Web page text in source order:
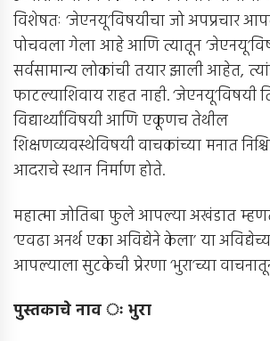
विशेषतः ‘जेएनयू’विषयीचा जो अपप्रचार
पोचवला गेला आहे आणि त्यातून
सर्वसामान्य लोकांची तयार झाली आहेत,
फाटल्याशिवाय राहत नाही. ‘जेएनयू’विषयी
विद्यार्थ्यांविषयी आणि एकूणच तेथील
शिक्षणव्यवस्थेविषयी वाचकांच्या मनात
आदराचे स्थान निर्माण होते.
महात्मा जोतिबा फुले आपल्या अखंडात
‘एवढा अनर्थ एका अविद्येने केला’ या
आपल्याला सुटकेची प्रेरणा ‘भुरा’च्या
पुस्तकाचे नाव ः भुरा